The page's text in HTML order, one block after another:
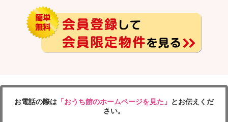
お電話の際は 「おうち館のホームページを見た」 とお伝えくだ
さい。